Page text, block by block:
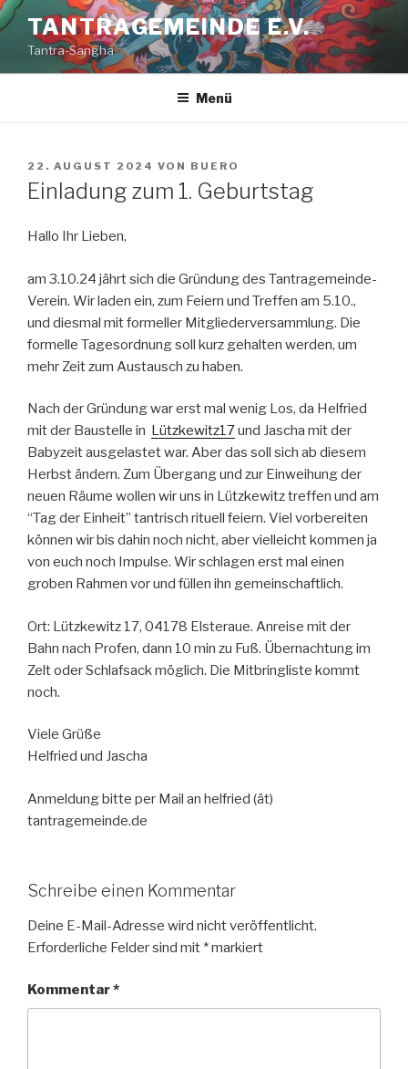
Zum
Inhalt
springen
TANTRAGEMEINDE E.V.
Tantra-Sangha
Menü
VERÖFFENTLICHT
AM
22. AUGUST 2024 VON BUERO
Einladung zum 1. Geburtstag
Hallo Ihr Lieben,
am 3.10.24 jährt sich die Gründung des Tantragemeinde-
Verein. Wir laden ein, zum Feiern und Treffen am 5.10.,
und diesmal mit formeller Mitgliederversammlung. Die
formelle Tagesordnung soll kurz gehalten werden, um
mehr Zeit zum Austausch zu haben.
Nach der Gründung war erst mal wenig Los, da Helfried
mit der Baustelle in Lützkewitz17und Jascha mit der
Babyzeit ausgelastet war. Aber das soll sich ab diesem
Herbst ändern. Zum Übergang und zur Einweihung der
neuen Räume wollen wir uns in Lützkewitz treffen und am
“Tag der Einheit” tantrisch rituell feiern. Viel vorbereiten
können wir bis dahin noch nicht, aber vielleicht kommen ja
von euch noch Impulse. Wir schlagen erst mal einen
groben Rahmen vor und füllen ihn gemeinschaftlich.
Ort: Lützkewitz 17, 04178 Elsteraue. Anreise mit der
Bahn nach Profen, dann 10 min zu Fuß. Übernachtung im
Zelt oder Schlafsack möglich. Die Mitbringliste kommt
noch.
Viele Grüße
Helfried und Jascha
Anmeldung bitte per Mail an helfried (ät)
tantragemeinde.de
Schreibe einen Kommentar
Deine E-Mail-Adresse wird nicht veröffentlicht.
Erforderliche Felder sind mit *markiert
Kommentar*